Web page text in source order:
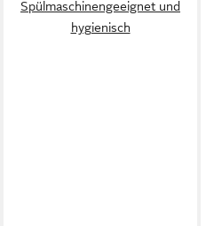
Spülmaschinengeeignet und
hygienisch